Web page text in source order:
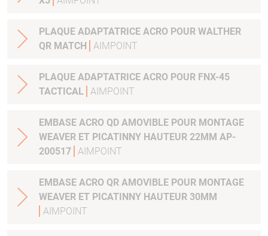
PLAQUE ADAPTATRICE ACRO POUR WALTHER
QR MATCH
AIMPOINT
PLAQUE ADAPTATRICE ACRO POUR FNX-45
TACTICAL
AIMPOINT
EMBASE ACRO QD AMOVIBLE POUR MONTAGE
WEAVER ET PICATINNY HAUTEUR 22MM AP-
200517 AIMPOINT
EMBASE ACRO QR AMOVIBLE POUR MONTAGE
WEAVER ET PICATINNY HAUTEUR 30MM
AIMPOINT